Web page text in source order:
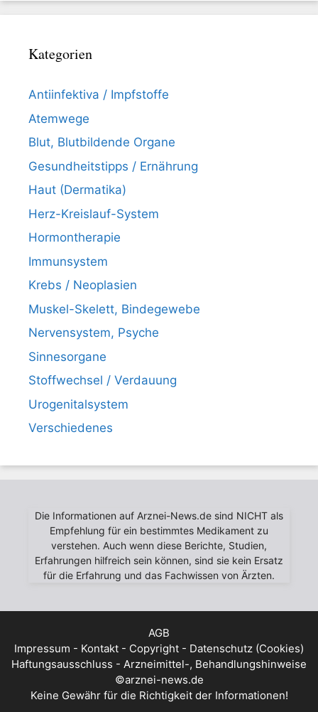
Kategorien
Antiinfektiva / Impfstoffe
Atemwege
Blut, Blutbildende Organe
Gesundheitstipps / Ernährung
Haut (Dermatika)
Herz-Kreislauf-System
Hormontherapie
Immunsystem
Krebs / Neoplasien
Muskel-Skelett, Bindegewebe
Nervensystem, Psyche
Sinnesorgane
Stoffwechsel / Verdauung
Urogenitalsystem
Verschiedenes
Die Informationen auf Arznei-News.de sind NICHT als
Empfehlung für ein bestimmtes Medikament zu
verstehen. Auch wenn diese Berichte, Studien,
Erfahrungen hilfreich sein können, sind sie kein Ersatz
für die Erfahrung und das Fachwissen von Ärzten.
AGB
Impressum - Kontakt - Copyright - Datenschutz (Cookies)
Haftungsausschluss - Arzneimittel-, Behandlungshinweise
©arznei-news.de
Keine Gewähr für die Richtigkeit der Informationen!